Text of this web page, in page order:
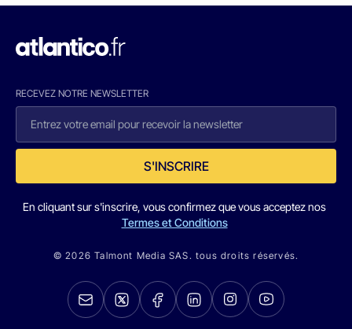
RECEVEZ NOTRE NEWSLETTER
S'INSCRIRE
En cliquant sur s'inscrire, vous confirmez que vous acceptez nos
Termes et Conditions
© 2026 Talmont Media SAS. tous droits réservés.